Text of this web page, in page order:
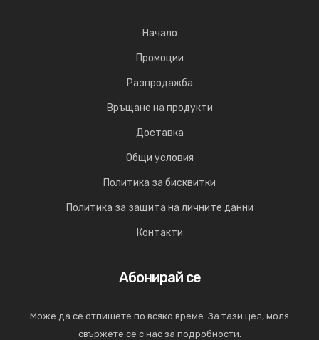
Начало
Промоции
Разпродажба
Връщане на продукти
Доставка
Общи условия
Политика за бисквитки
Политика за защита на личните данни
Контакти
Абонирай се
Може да се отпишете по всяко време. За тази цел, моля
свържете се с нас за подробности.